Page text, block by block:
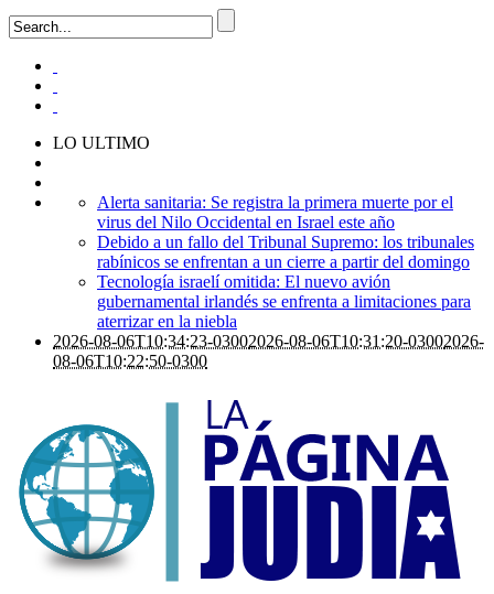
LO ULTIMO
Alerta sanitaria: Se registra la primera muerte por el
virus del Nilo Occidental en Israel este año
Debido a un fallo del Tribunal Supremo: los tribunales
rabínicos se enfrentan a un cierre a partir del domingo
Tecnología israelí omitida: El nuevo avión
gubernamental irlandés se enfrenta a limitaciones para
aterrizar en la niebla
2026-08-06T10:34:23-03002026-08-06T10:31:20-03002026-
08-06T10:22:50-0300